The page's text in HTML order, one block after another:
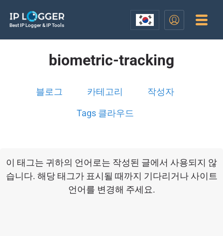
Best IP Logger & IP Tools
biometric-tracking
블로그 카테고리 작성자
Tags 클라우드